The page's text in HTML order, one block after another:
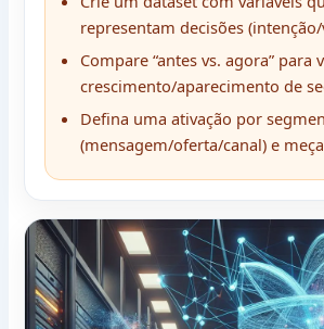
representam decisões
Compare “antes vs. agora” para
crescimento/aparecimento de
Defina uma ativação por
(mensagem/oferta/canal) e